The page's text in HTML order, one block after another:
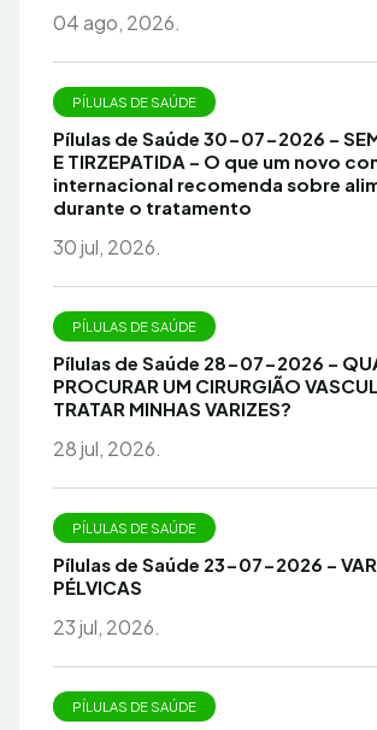
04 ago, 2026.
PÍLULAS DE SAÚDE
Pílulas de Saúde 30-07-2026 –
E TIRZEPATIDA – O que um novo
internacional recomenda sobre
durante o tratamento
30 jul, 2026.
PÍLULAS DE SAÚDE
Pílulas de Saúde 28-07-2026 –
PROCURAR UM CIRURGIÃO
TRATAR MINHAS VARIZES?
28 jul, 2026.
PÍLULAS DE SAÚDE
Pílulas de Saúde 23-07-2026 –
PÉLVICAS
23 jul, 2026.
PÍLULAS DE SAÚDE